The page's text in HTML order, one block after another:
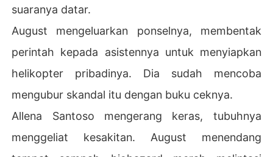
suaranya datar.
August mengeluarkan ponselnya, membentak
perintah kepada asistennya untuk menyiapkan
helikopter pribadinya. Dia sudah mencoba
mengubur skandal itu dengan buku ceknya.
Allena Santoso mengerang keras, tubuhnya
menggeliat kesakitan. August menendang